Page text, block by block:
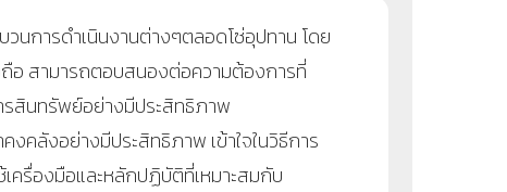
การดำเนินงานต่างๆตลอดโซ่อุปทาน โดย
อ สามารถตอบสนองต่อความต้องการที่
รสินทรัพย์อย่างมีประสิทธิภาพ
ลังอย่างมีประสิทธิภาพ เข้าใจในวิธีการ
ครื่องมือและหลักปฏิบัติที่เหมาะสมกับ